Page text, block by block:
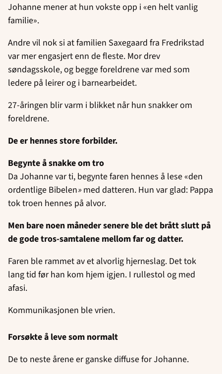
Johanne mener at hun vokste opp i «en helt vanlig
familie».
Andre vil nok si at familien Saxegaard fra Fredrikstad
var mer engasjert enn de fleste. Mor drev
søndagsskole, og begge foreldrene var med som
ledere på leirer og i barnearbeidet.
27-åringen blir varm i blikket når hun snakker om
foreldrene.
De er hennes store forbilder.
Begynte å snakke om tro
Da Johanne var ti, begynte faren hennes å lese «den
ordentlige Bibelen» med datteren. Hun var glad: Pappa
tok troen hennes på alvor.
Men bare noen måneder senere ble det brått slutt på
de gode tros-samtalene mellom far og datter.
Faren ble rammet av et alvorlig hjerneslag. Det tok
lang tid før han kom hjem igjen. I rullestol og med
afasi.
Kommunikasjonen ble vrien.
Forsøkte å leve som normalt
De to neste årene er ganske diffuse for Johanne.